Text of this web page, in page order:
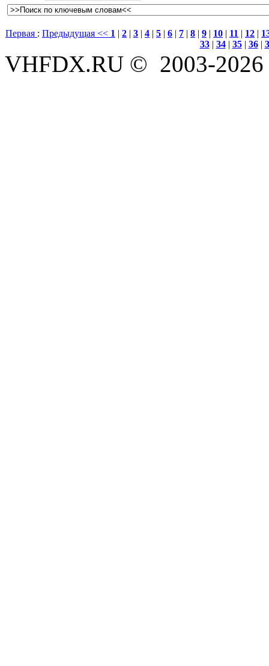
Первая : Предыдущая << 1 | 2 | 3 | 4 | 5 | 6 | 7 | 8 | 9 | 10 | 11 | 12 |
33| 34| 35| 36|
VHFDX.RU © 2003-2026